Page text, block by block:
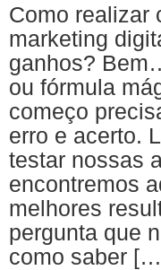
Como realizar
marketing
ganhos?
ou fórmula
começo
erro e acerto.
testar nossas
encontremos
melhores
pergunta que
como saber